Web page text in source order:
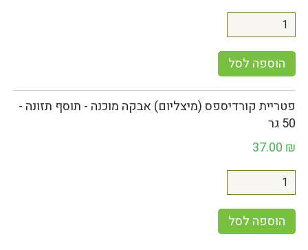
הוספה לסל
פטריית קורדיספס (מיצליום) אבקה מוכנה - תוסף תזונה -
50 גר
37.00 ₪
הוספה לסל